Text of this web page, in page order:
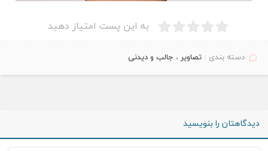
به این پست امتیاز دهید
دسته بندی :تصاویر ، جالب و دیدنی
دیدگاهتان را بنویسید